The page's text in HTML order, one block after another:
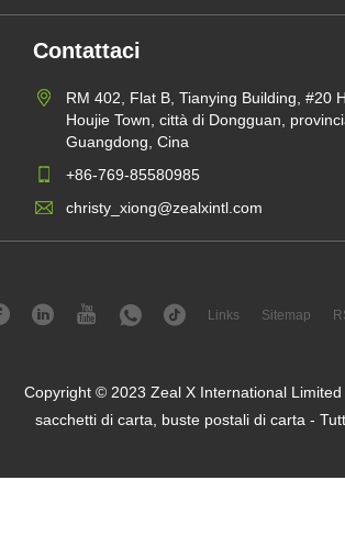
Contattaci
RM 402, Flat B, Tianying Building, #20
Houjie Town, città di Dongguan,
Guangdong, Cina
+86-769-85580985
christy_xiong@zealxintl.com
Links Sitemap
Copyright © 2023 Zeal X International
sacchetti di carta, buste postali di carta -